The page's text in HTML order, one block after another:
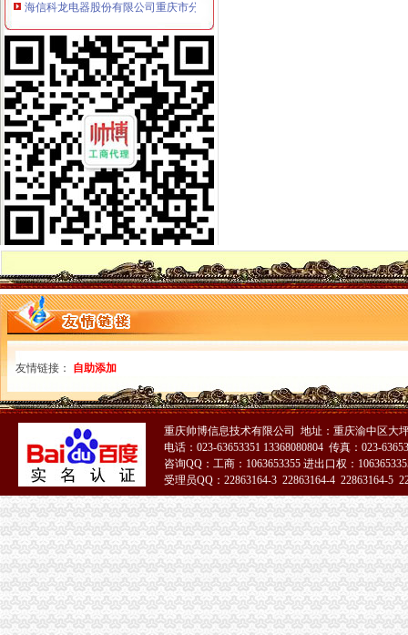
丛明_互动百科
[公告]涪陵榨菜：关于注销下属子公司贵州省山盐酸菜有限公司的公
重庆：十个意抢注知名企业域名被判定注销-律快车知识产权
重庆市工商管理局
注销外资公司和外资分公司注销_2017招聘信息-58建筑网
长江材料：关于拟注销全资子公司的公告_公司公告_新三板市场_中金
公司注销决议书_公司清算_中顾律网
交易提示-数据中心-新浪财经
【重庆诚信专业,重庆新诚信专业信息】-今题重庆诚信专业网
重庆泰丰粮油有限责任公司等279张食品生产许可证被注销_头条新闻网
简易注销！让注销公司流程不再复杂—多有米
内资分公司设立、变更、注销登记-重庆市南岸区
区国资中心：关闭注销区建设集团下属三家空壳子公司-部门动态-璧山
《企业注销股东会决议》100篇第一文库网
【2017年广西天地和音文化媒公司重庆分公司新招聘信息_电话_
外商投资公司分公司设立、变更、注销登记-重庆市南岸区
注销公告
你知道注销一个公司需要多少钱吗？-发好啦
长江材料恢复IPO审查近期拟注销两家全资子公司_东方财富网
关于注销重庆润丰塑料制品有限公司等3家企业工业产品生产许可证的
分公司注销问题-老师,您好！扰了,我公司属于分公司,经营了5
中华共和国商务部公告2015年第65号,关于准予和注销企业石油
东方锆业和平分公司被批准注销-财经频道-金融界
重庆分公司注销流程
注销关闭煤矿采矿许可证的公告·重庆日报数字报
【破产注销】分公司设立\变更\注销登记_中国奉节网
重庆分公司注销
易基平稳：更新招募说明书（2017年9月）
渝北区烟草专卖局2017年9月许可证注销况-重庆市烟草专卖局（公
[公告]涪陵榨菜：关于注销下属子公司贵州省山盐酸菜有限公司的公
同一家公司下的两个分公司资产进行置换,房屋在过户中要交税吗--
2016年】中国石化工程建设有限公司重庆石油分公司分析化验室家具及
友情链接： 自助添加
重庆帅博信息技术有限公司 地址：重庆渝中区大
电话：023-63653351 13368080804 传真：023-
咨询QQ：工商：1063653355 进出口权：
受理员QQ：22863164-3 22863164-4 22863164-5